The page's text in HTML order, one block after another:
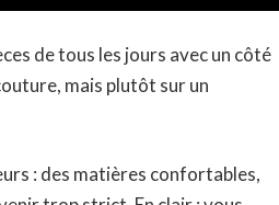
de tous les jours avec un côté
mais plutôt sur un
: des matières confortables,